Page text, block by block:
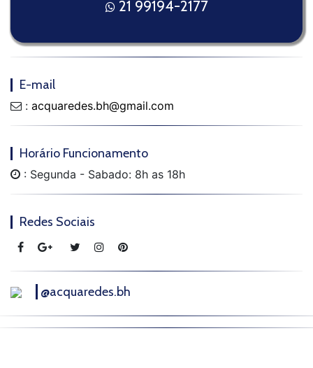
21 99194-2177
E-mail
: acquaredes.bh@gmail.com
Horário Funcionamento
: Segunda - Sabado: 8h as 18h
Redes Sociais
@acquaredes.bh